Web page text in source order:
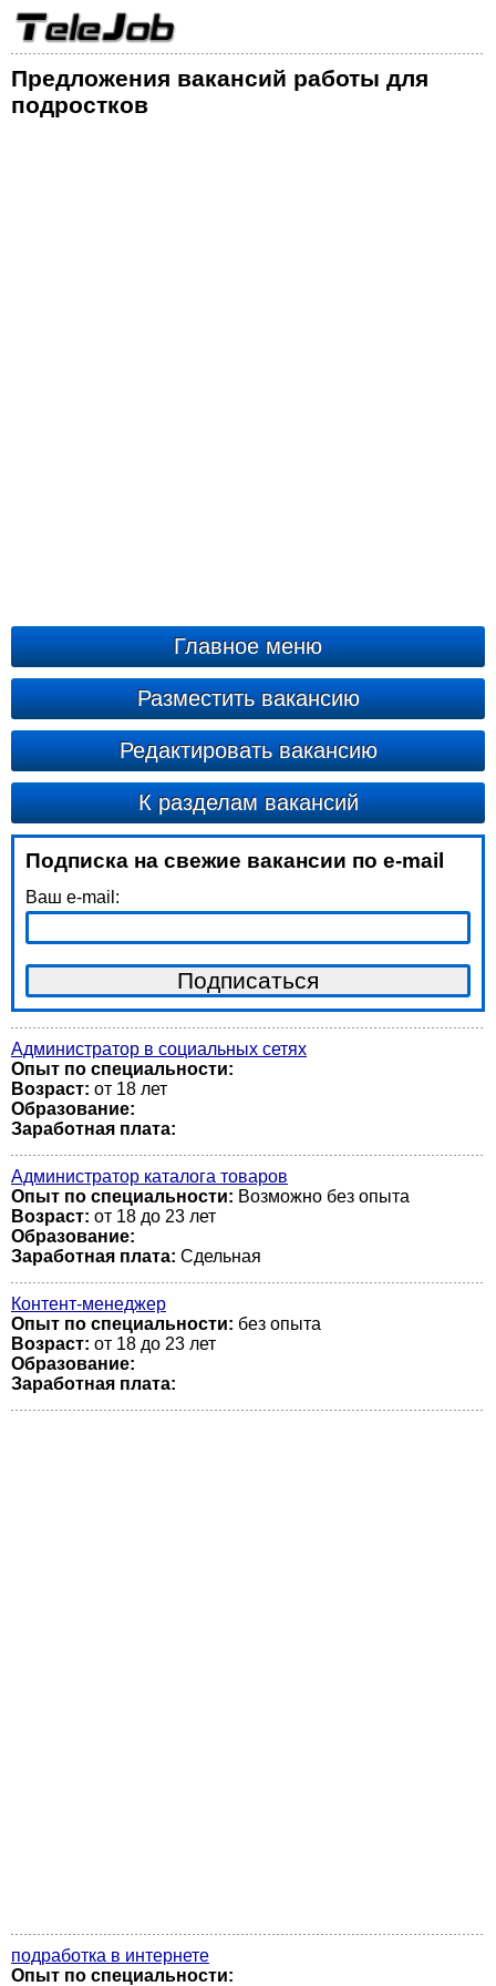
Предложения вакансий работы для
подростков
Главное меню
Разместить вакансию
Редактировать вакансию
К разделам вакансий
Подписка на свежие вакансии по e-mail
Ваш e-mail:
Администратор в социальных сетях
Опыт по специальности:
Возраст: от 18 лет
Образование:
Заработная плата:
Администратор каталога товаров
Опыт по специальности: Возможно без опыта
Возраст: от 18 до 23 лет
Образование:
Заработная плата: Сдельная
Контент-менеджер
Опыт по специальности: без опыта
Возраст: от 18 до 23 лет
Образование:
Заработная плата:
подработка в интернете
Опыт по специальности: